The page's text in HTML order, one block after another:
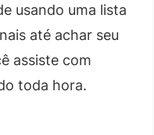
usando uma lista
até achar seu
assiste com
toda hora.